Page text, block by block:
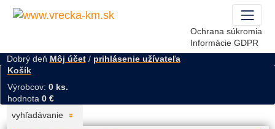
Ochrana súkromia
Informácie GDPR
Dobrý deň Môj účet/ prihlásenie užívateľa
Košík
Výrobcov: 0 ks.
hodnota 0 €
vyhľadávanie